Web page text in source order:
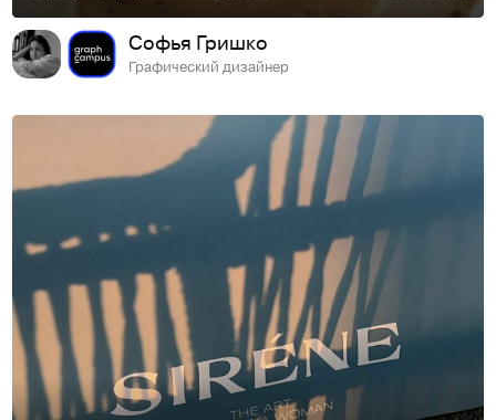
Софья Гришко
Графический дизайнер